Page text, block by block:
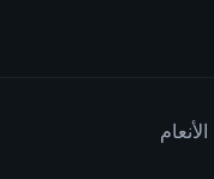
الأنعام